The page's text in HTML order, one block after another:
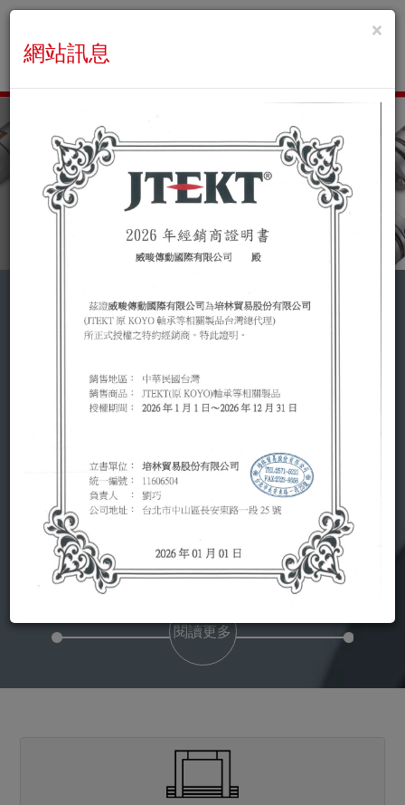
關於威畯
WJB 威畯傳動國際在大桃園地區深耕至今已有
五十多年，WJB 威畯傳動國際主要秉持 "誠信"
後服務"，隨著台灣尖端科技產業的快速成長與
眾多客戶的支持得以站穩腳步。 我們的觀念是
服務、品質與支援，希望藉此成為客戶心中最
佳夥伴，共創商機，相互成長及永續經營的理
念，期待與您攜手努力，共創未來。
閱讀更多
×
網站訊息